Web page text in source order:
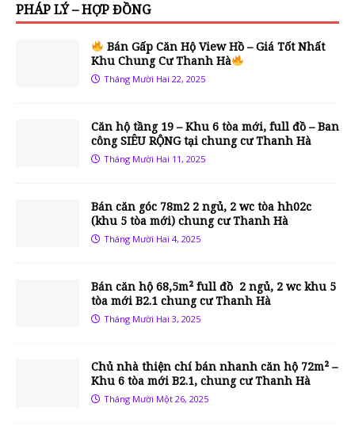
PHÁP LÝ – HỢP ĐỒNG
Bán Gấp Căn Hộ View Hồ – Giá Tốt Nhất
Khu Chung Cư Thanh Hà
Tháng Mười Hai 22, 2025
Căn hộ tầng 19 – Khu 6 tòa mới, full đồ – Ban
công SIÊU RỘNG tại chung cư Thanh Hà
Tháng Mười Hai 11, 2025
Bán căn góc 78m2 2 ngủ, 2 wc tòa hh02c
(khu 5 tòa mới) chung cư Thanh Hà
Tháng Mười Hai 4, 2025
Bán căn hộ 68,5m² full đồ 2 ngủ, 2 wc khu 5
tòa mới B2.1 chung cư Thanh Hà
Tháng Mười Hai 3, 2025
Chủ nhà thiện chí bán nhanh căn hộ 72m² –
Khu 6 tòa mới B2.1, chung cư Thanh Hà
Tháng Mười Một 26, 2025